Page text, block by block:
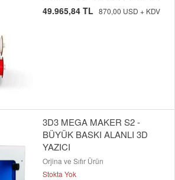
49.965,84 TL 870,00 USD + KDV
3D3 MEGA MAKER S2 -
BÜYÜK BASKI ALANLI 3D
YAZICI
Orjina ve Sıfır Ürün
Stokta Yok